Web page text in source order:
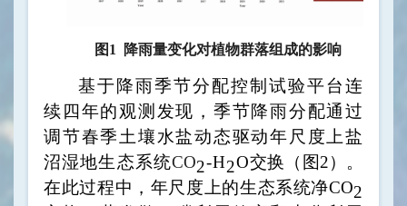
图1 降雨量变化对植物群落组成的影响
基于降雨季节分配控制试验平台连
续四年的观测发现，季节降雨分配通过
调节春季土壤水盐动态驱动年尺度上盐
沼湿地生态系统CO2-H2O交换（图2）。
在此过程中，年尺度上的生态系统净CO2